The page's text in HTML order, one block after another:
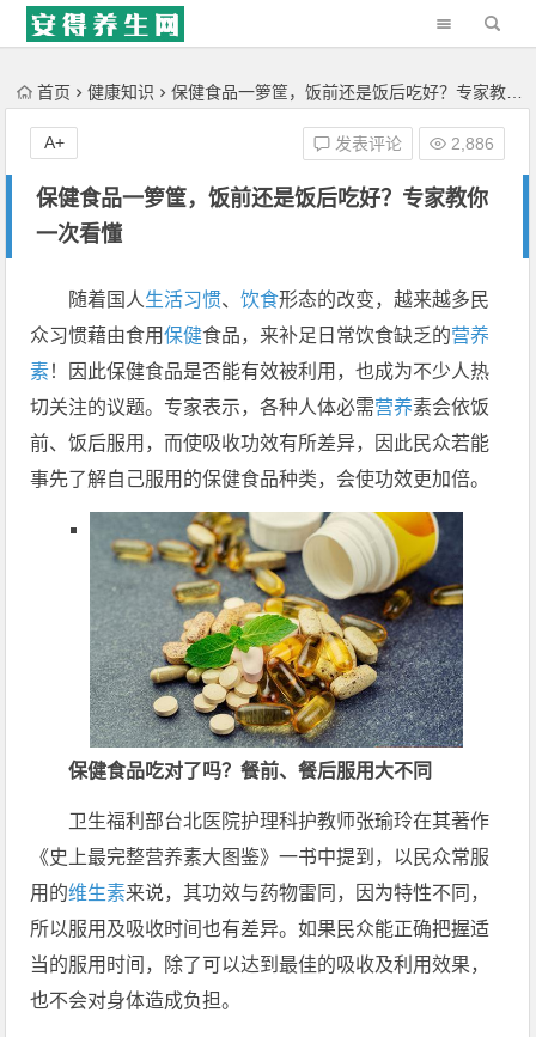
'); })();
首页 健康知识 保健食品一箩筐，饭前还是饭后吃好？专家教你一次看懂
保健食品一箩筐，饭前还是饭后吃好？专家教你
一次看懂
发表评论 2,886
A+
随着国人生活习惯、饮食形态的改变，越来越多民
众习惯藉由食用保健食品，来补足日常饮食缺乏的营养
素！因此保健食品是否能有效被利用，也成为不少人热
切关注的议题。专家表示，各种人体必需营养素会依饭
前、饭后服用，而使吸收功效有所差异，因此民众若能
事先了解自己服用的保健食品种类，会使功效更加倍。
保健食品吃对了吗？餐前、餐后服用大不同
卫生福利部台北医院护理科护教师张瑜玲在其著作
《史上最完整营养素大图鉴》一书中提到，以民众常服
用的维生素来说，其功效与药物雷同，因为特性不同，
所以服用及吸收时间也有差异。如果民众能正确把握适
当的服用时间，除了可以达到最佳的吸收及利用效果，
也不会对身体造成负担。